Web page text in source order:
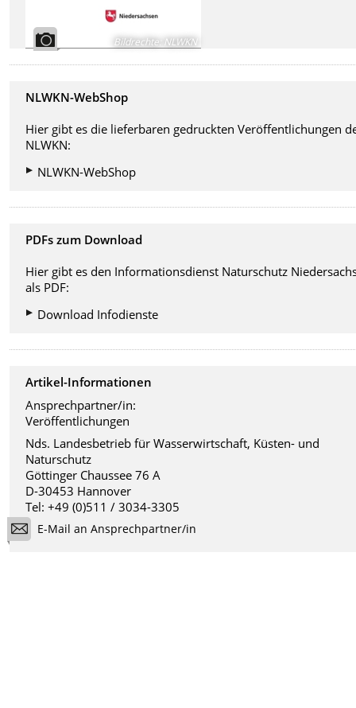
Bildrechte: NLWKN
NLWKN-WebShop
Hier gibt es die lieferbaren gedruckten Veröffentlichungen
NLWKN:
NLWKN-WebShop
PDFs zum Download
Hier gibt es den Informationsdienst Naturschutz
als PDF:
Download Infodienste
Artikel-Informationen
Ansprechpartner/in:
Veröffentlichungen
Nds. Landesbetrieb für Wasserwirtschaft, Küsten- und
Naturschutz
Göttinger Chaussee 76 A
D-30453 Hannover
Tel: +49 (0)511 / 3034-3305
E-Mail an Ansprechpartner/in